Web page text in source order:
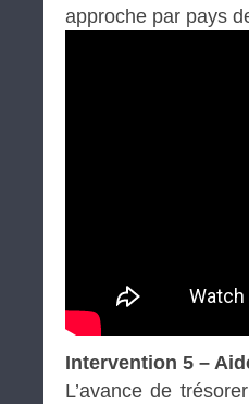
approche par pays
Intervention 5 –
L’avance de